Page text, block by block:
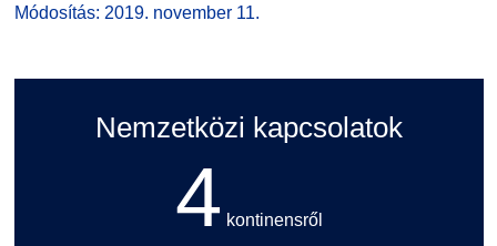
Módosítás: 2019. november 11.
Nemzetközi kapcsolatok
4 kontinensről